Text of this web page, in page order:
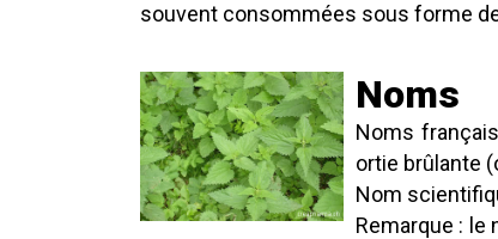
souvent consommées sous forme
Noms
Noms
ortie brûlante
Nom
Remarque : le